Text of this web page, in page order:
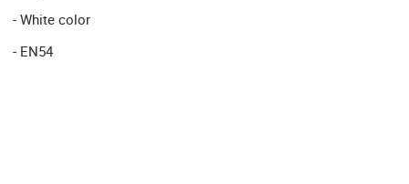
- White color
- EN54